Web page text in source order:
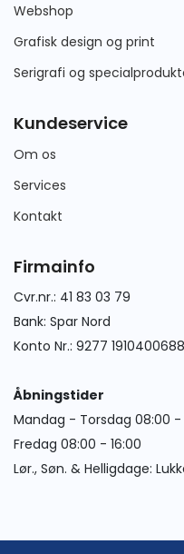
Webshop
Grafisk design og print
Serigrafi og
Kundeservice
Om os
Services
Kontakt
Firmainfo
Cvr.nr.: 41 83 03 79
Bank: Spar Nord
Konto Nr.: 9277 1910400688
Åbningstider
Mandag - Torsdag 08:00 -
Fredag 08:00 - 16:00
Lør., Søn. & Helligdage: